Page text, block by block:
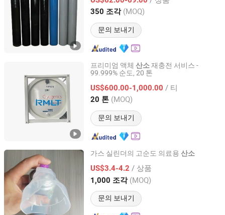
350 조각 (MOQ)
문의 보내기
Shandong, China 이후 2023
프리미엄 액체 산소재충전 서비스 -
99.999% 순도, 20 톤
US$600.00-1,000.00 / 티
20 톤 (MOQ)
문의 보내기
Qingdao Ruiming Blue Sky Energy Co., Ltd.
Shandong, China 이후 2017
가스 실린더의 고순도 의료용 산소
US$3.4-4.2 / 상품
1,000 조각 (MOQ)
문의 보내기
Qingdao Guida Special Gas Co., Ltd.
Shandong, China 이후 2019